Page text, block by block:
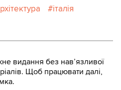
італія
видання без навʼязливої
Щоб працювати далі,